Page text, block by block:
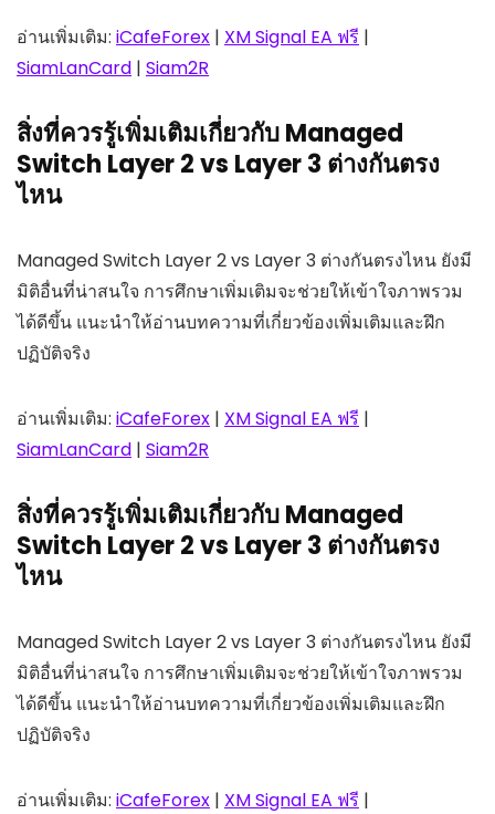
อ่านเพิ่มเติม: iCafeForex | XM Signal EA ฟรี |
SiamLanCard | Siam2R
สิ่งที่ควรรู้เพิ่มเติมเกี่ยวกับ Managed
Switch Layer 2 vs Layer 3 ต่างกันตรง
ไหน
Managed Switch Layer 2 vs Layer 3 ต่างกันตรงไหน ยังมี
มิติอื่นที่น่าสนใจ การศึกษาเพิ่มเติมจะช่วยให้เข้าใจภาพรวม
ได้ดีขึ้น แนะนำให้อ่านบทความที่เกี่ยวข้องเพิ่มเติมและฝึก
ปฏิบัติจริง
อ่านเพิ่มเติม: iCafeForex | XM Signal EA ฟรี |
SiamLanCard | Siam2R
สิ่งที่ควรรู้เพิ่มเติมเกี่ยวกับ Managed
Switch Layer 2 vs Layer 3 ต่างกันตรง
ไหน
Managed Switch Layer 2 vs Layer 3 ต่างกันตรงไหน ยังมี
มิติอื่นที่น่าสนใจ การศึกษาเพิ่มเติมจะช่วยให้เข้าใจภาพรวม
ได้ดีขึ้น แนะนำให้อ่านบทความที่เกี่ยวข้องเพิ่มเติมและฝึก
ปฏิบัติจริง
อ่านเพิ่มเติม: iCafeForex | XM Signal EA ฟรี |